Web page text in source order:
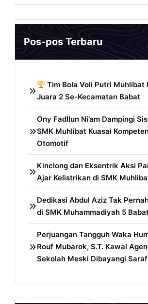
Pos-pos Terbaru
Tim Bola Voli Putri Muhlibat
Juara 2 Se-Kecamatan Babat
Ony Fadllun Ni’am Dampingi
SMK Muhlibat Kuasai
Otomotif
Kinclong dan Eksentrik Aksi
Ajar Kelistrikan di SMK
Dedikasi Abdul Aziz Tak
di SMK Muhammadiyah 5
Perjuangan Tangguh Waka
Rouf Mubarok, S.T. Kawal
Sekolah Meski Dibayangi